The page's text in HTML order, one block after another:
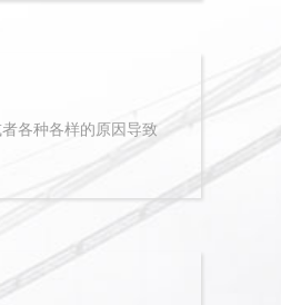
各种各样的原因导致